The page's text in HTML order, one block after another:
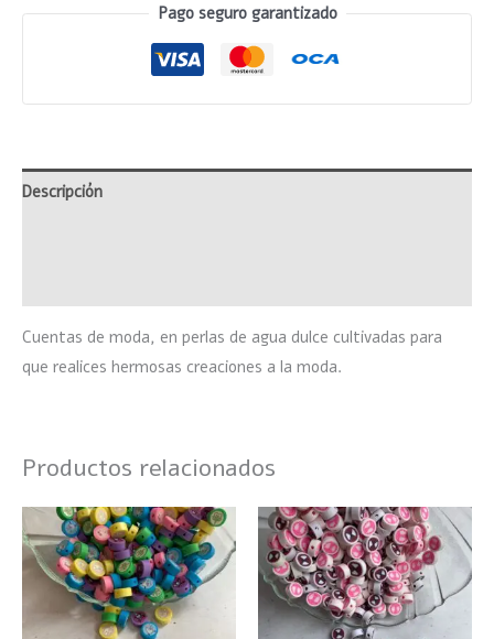
Pago seguro garantizado
Descripción
Cuentas de moda, en perlas de agua dulce cultivadas para
que realices hermosas creaciones a la moda.
Productos relacionados